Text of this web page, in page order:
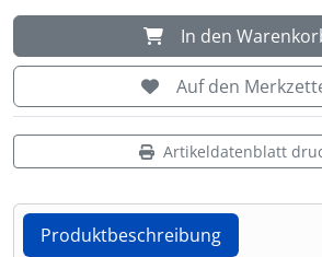
In den
Auf den
Artikeldatenblatt
Produktbeschreibung
Shisha & Raucherbedarf (23)
(28)
Trinkflaschen & -schläuche (7)
Trinkhörner, Halter & Ständer